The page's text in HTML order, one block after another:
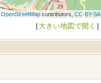
OpenStreetMapcontributors, CC-BY-SA
［大きい地図で開く ］